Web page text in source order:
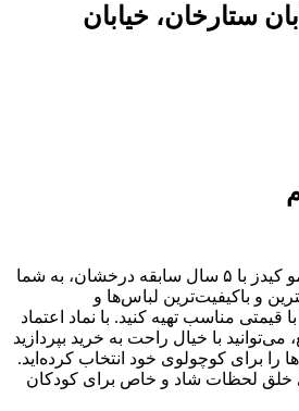
ستارخان، خیابان
فروشگاه اینترنتی نی نی مو کیدز با ۵ سال سابقه درخشان، به شما
و باکیفیت‌ترین لباس‌ها و
مناسب تهیه کنید. با نماد اعتماد
می‌توانید با خیال راحت به خرید بپردازید
را برای کوچولوی خود انتخاب کرده‌اید.
خلق لحظات شاد و خاص برای کودکان